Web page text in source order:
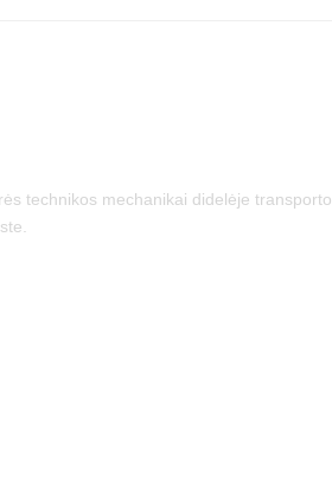
technikos mechanikai didelėje transporto